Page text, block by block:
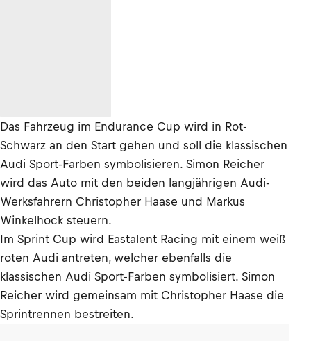
Das Fahrzeug im Endurance Cup wird in Rot-
Schwarz an den Start gehen und soll die klassischen
Audi Sport-Farben symbolisieren. Simon Reicher
wird das Auto mit den beiden langjährigen Audi-
Werksfahrern Christopher Haase und Markus
Winkelhock steuern.
Im Sprint Cup wird Eastalent Racing mit einem weiß
roten Audi antreten, welcher ebenfalls die
klassischen Audi Sport-Farben symbolisiert. Simon
Reicher wird gemeinsam mit Christopher Haase die
Sprintrennen bestreiten.